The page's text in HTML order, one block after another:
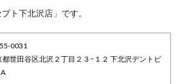
ト下北沢店」です。
0031
都世田谷区北沢２丁目２３−１２ 下北沢デントビ